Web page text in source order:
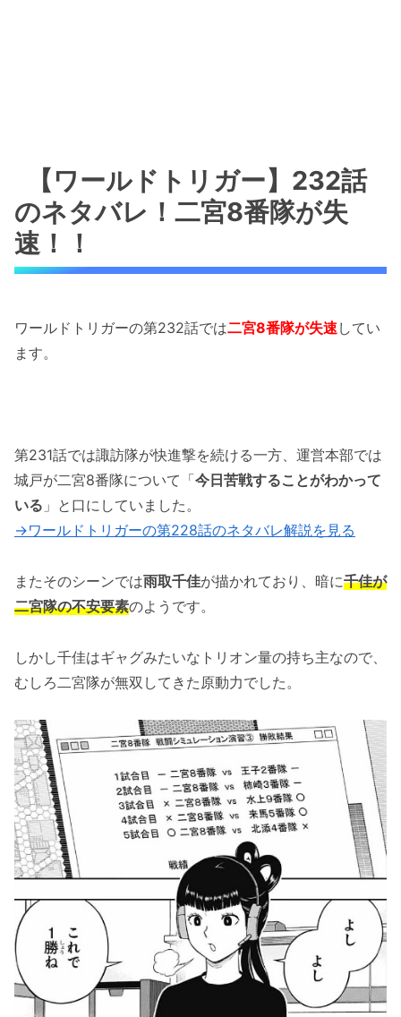
【ワールドトリガー】232話
のネタバレ！二宮8番隊が失
速！！
ワールドトリガーの第232話では二宮8番隊が失速してい
ます。
第231話では諏訪隊が快進撃を続ける一方、運営本部では
城戸が二宮8番隊について「今日苦戦することがわかって
いる 」と口にしていました。
→ワールドトリガーの第228話のネタバレ解説を見る
またそのシーンでは雨取千佳が描かれており、暗に千佳が
二宮隊の不安要素のようです。
しかし千佳はギャグみたいなトリオン量の持ち主なので、
むしろ二宮隊が無双してきた原動力でした。